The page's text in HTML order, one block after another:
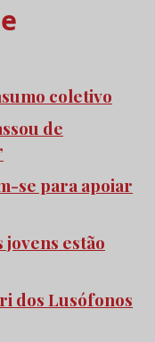
coletivo
de
se para apoiar
jovens estão
dos Lusófonos